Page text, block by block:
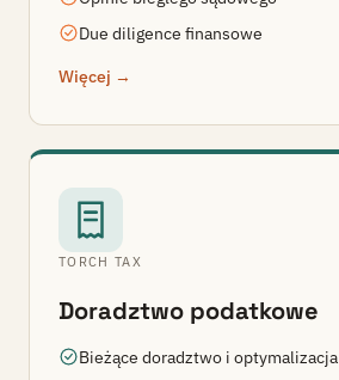
Due diligence finansowe
Więcej →
TORCH TAX
Doradztwo podatkowe
Bieżące doradztwo i optymalizacja